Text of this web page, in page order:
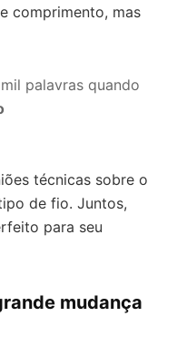
comprimento, mas
palavras quando
técnicas sobre o
de fio. Juntos,
para seu
mudança